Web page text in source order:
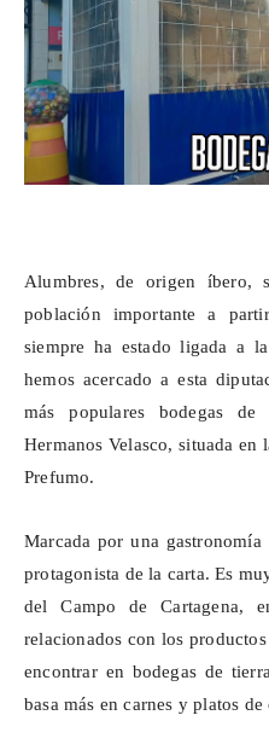
Alumbres, de origen íbero,
población importante a
siempre ha estado ligada a
hemos acercado a esta
más populares bodegas de
Hermanos Velasco, situada
Prefumo.
Marcada por una
protagonista de la carta. Es
del Campo de Cartagena,
relacionados con los
encontrar en bodegas de
basa más en carnes y platos de